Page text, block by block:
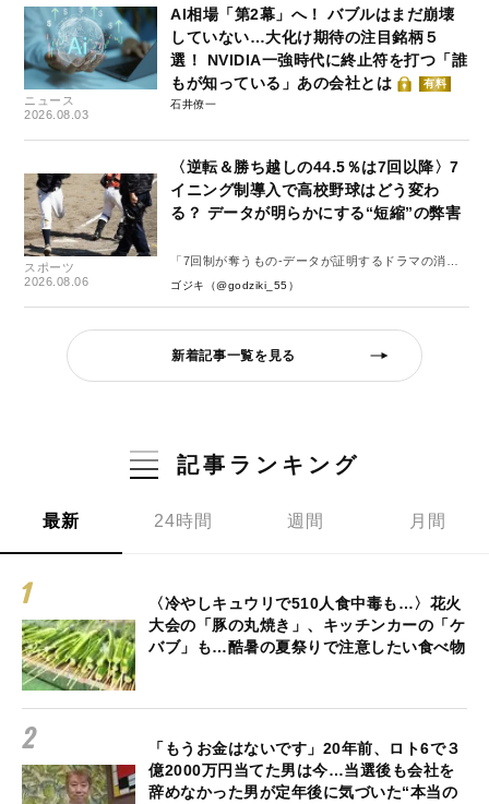
ニュース
2026.08.03
AI相場「第2幕」へ！ バブルはまだ崩壊
していない…大化け期待の注目銘柄５
選！ NVIDIA一強時代に終止符を打つ「誰
もが知っている」あの会社とは
有料
石井僚一
スポーツ
2026.08.06
〈逆転＆勝ち越しの44.5％は7回以降〉7
イニング制導入で高校野球はどう変わ
る？ データが明らかにする“短縮”の弊害
「7回制が奪うもの-データが証明するドラマの消
失-」
ゴジキ（@godziki_55）
新着記事一覧を見る
記事ランキング
最新 24時間 週間 月間
〈冷やしキュウリで510人食中毒も…〉花火
大会の「豚の丸焼き」、キッチンカーの「ケ
バブ」も…酷暑の夏祭りで注意したい食べ物
「もうお金はないです」20年前、ロト6で３
億2000万円当てた男は今…当選後も会社を
辞めなかった男が定年後に気づいた“本当の